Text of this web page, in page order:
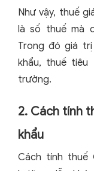
Như vậy, thuế
là số thuế mà
Trong đó giá
khẩu, thuế
trường.
2. Cách tính
khẩu
Cách tính thuế